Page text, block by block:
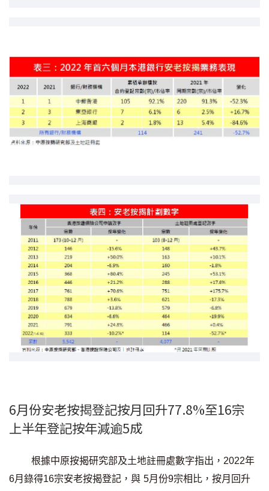
統計數據庫
按揭快趣智識
按揭智庫
實時銀行資訊
裝修·保險優惠
免費裝修轉介服務
裝修設計專欄
火險、家居、寵物保險
聯絡方法
條款及細則
6月份安老按揭登記按月回升77.8%至16宗
上半年登記按年減逾5成
根據中原按揭研究部及土地註冊處數字指出，2022年
6月錄得16宗安老按揭登記，與 5月份9宗相比，按月回升